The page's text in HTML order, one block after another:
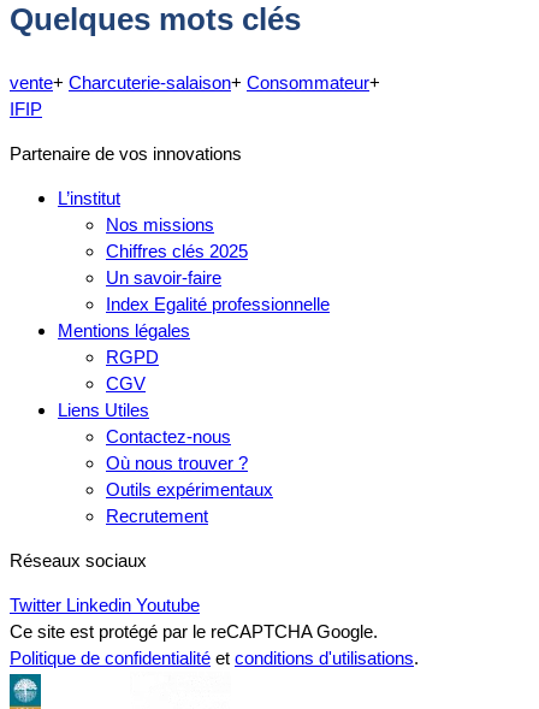
Quelques mots clés
vente+ Charcuterie-salaison+ Consommateur+
IFIP
Partenaire de vos innovations
L’institut
Nos missions
Chiffres clés 2025
Un savoir-faire
Index Egalité professionnelle
Mentions légales
RGPD
CGV
Liens Utiles
Contactez-nous
Où nous trouver ?
Outils expérimentaux
Recrutement
Réseaux sociaux
Twitter Linkedin Youtube
Ce site est protégé par le reCAPTCHA Google.
Politique de confidentialité et conditions d'utilisations.